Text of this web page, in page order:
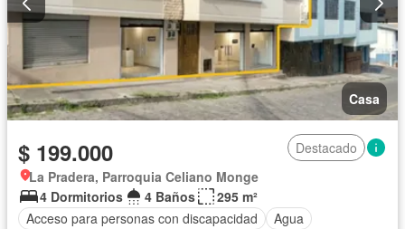
Casa
$ 199.000
Destacado
La Pradera, Parroquia Celiano Monge
4 Dormitorios
4 Baños
295 m²
Acceso para personas con discapacidad
Agua